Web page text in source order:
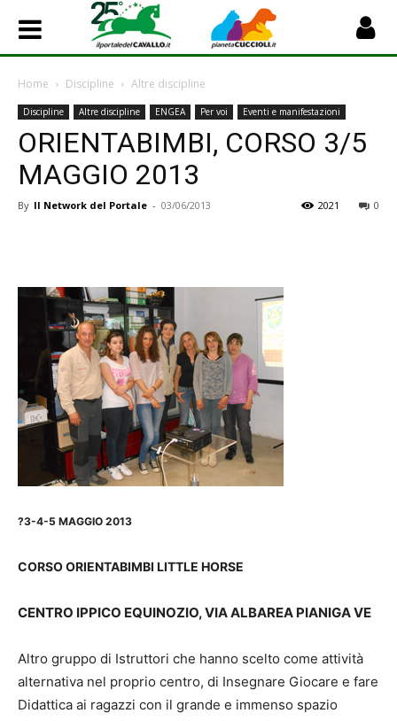
Home Discipline Altre discipline
Discipline Altre discipline ENGEA Per voi Eventi e manifestazioni
ORIENTABIMBI, CORSO 3/5
MAGGIO 2013
By Il Network del Portale - 03/06/2013 0
2021
?3-4-5 MAGGIO 2013
CORSO ORIENTABIMBI LITTLE HORSE
CENTRO IPPICO EQUINOZIO, VIA ALBAREA PIANIGA VE
Altro gruppo di Istruttori che hanno scelto come attività
alternativa nel proprio centro, di Insegnare Giocare e fare
Didattica ai ragazzi con il grande e immenso spazio